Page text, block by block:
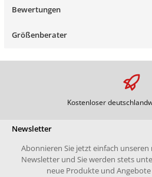
Bewertungen
Größenberater
Kostenloser
Newsletter
Abonnieren Sie jetzt einfach
Newsletter und Sie werden stets
neue Produkte und